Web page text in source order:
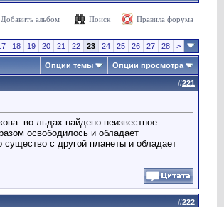
Добавить альбом Поиск Правила форума
18 19 20 21 22 23 24 25 26 27 28 >
Опции темы Опции просмотра
#221
во льдах найдено неизвестное
освободилось и обладает
с другой планеты и обладает
#222